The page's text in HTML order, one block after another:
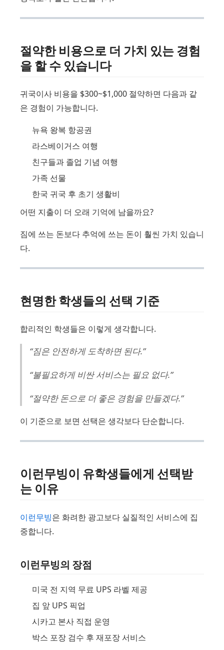
절약한 비용으로 더 가치 있는 경험
을 할 수 있습니다
귀국이사 비용을 $300~$1,000 절약하면 다음과 같
은 경험이 가능합니다.
뉴욕 왕복 항공권
라스베이거스 여행
친구들과 졸업 기념 여행
가족 선물
한국 귀국 후 초기 생활비
어떤 지출이 더 오래 기억에 남을까요?
짐에 쓰는 돈보다 추억에 쓰는 돈이 훨씬 가치 있습니
다.
현명한 학생들의 선택 기준
합리적인 학생들은 이렇게 생각합니다.
“짐은 안전하게 도착하면 된다.”
“불필요하게 비싼 서비스는 필요 없다.”
“절약한 돈으로 더 좋은 경험을 만들겠다.”
이 기준으로 보면 선택은 생각보다 단순합니다.
이런무빙이 유학생들에게 선택받
는 이유
이런무빙은 화려한 광고보다 실질적인 서비스에 집
중합니다.
이런무빙의 장점
미국 전 지역 무료 UPS 라벨 제공
집 앞 UPS 픽업
시카고 본사 직접 운영
박스 포장 검수 후 재포장 서비스